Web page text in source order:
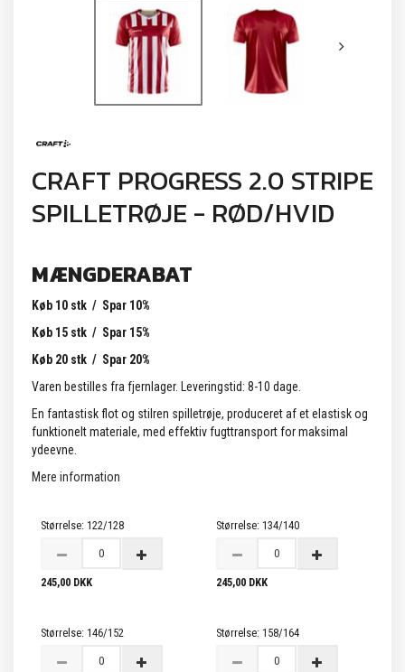
CRAFT PROGRESS 2.0 STRIPE
SPILLETRØJE - RØD/HVID
MÆNGDERABAT
Køb 10 stk / Spar 10%
Køb 15 stk / Spar 15%
Køb 20 stk / Spar 20%
Varen bestilles fra fjernlager. Leveringstid: 8-10 dage.
En fantastisk flot og stilren spilletrøje, produceret af et elastisk og
funktionelt materiale, med effektiv fugttransport for maksimal
ydeevne.
Mere information
Størrelse: 122/128
245,00 DKK
Størrelse: 134/140
245,00 DKK
Størrelse: 146/152 Størrelse: 158/164